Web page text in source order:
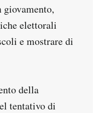
giovamento,
elettorali
e mostrare di
della
tentativo di